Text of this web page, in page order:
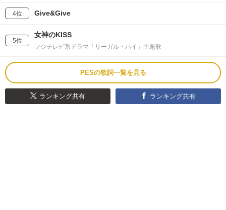
4位 Give&Give
5位
女神のKISS
フジテレビ系ドラマ「リーガル・ハイ」主題歌
PESの歌詞一覧を見る
ランキング共有 ランキング共有